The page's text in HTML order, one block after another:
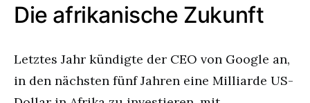
Die afrikanische Zukunft
Letztes Jahr kündigte der CEO von Google an,
in den nächsten fünf Jahren eine Milliarde US-